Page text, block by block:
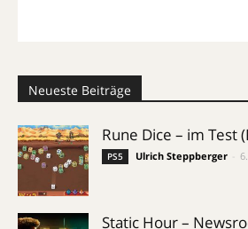
Neueste Beiträge
Rune Dice – im Test
PS5 Ulrich Steppberger
Static Hour –